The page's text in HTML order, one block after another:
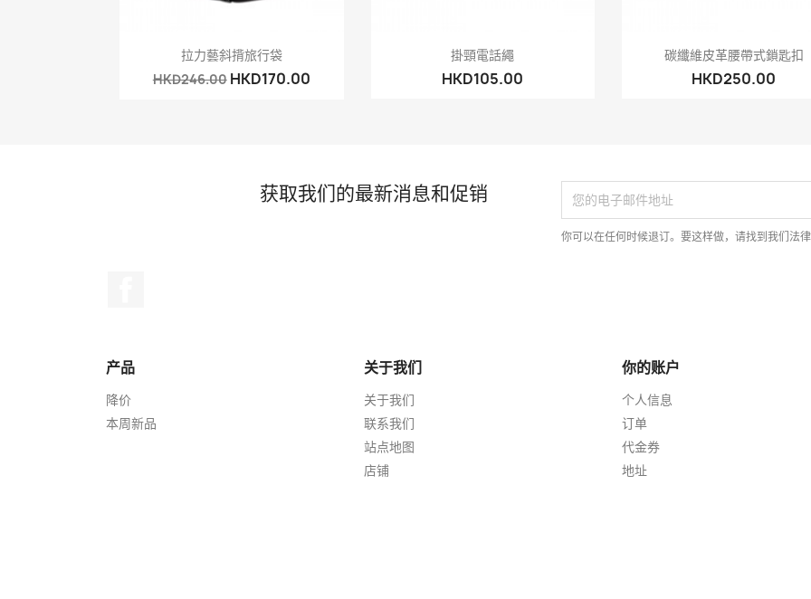
快速查看
拉力藝斜揹旅行袋
HKD246.00 HKD170.00
快速查看
掛頸電話繩
HKD105.00
快速查看
碳纖維皮革腰帶式鎖匙扣
HKD250.00
获取我们的最新消息和促销
你可以在任何时候退订。要这样做，请找到我们法律
产品
降价
本周新品
关于我们
关于我们
联系我们
站点地图
店铺
你的账户
个人信息
订单
代金券
地址